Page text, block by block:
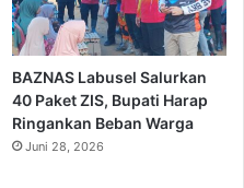
BAZNAS Labusel Salurkan
40 Paket ZIS, Bupati Harap
Ringankan Beban Warga
Juni 28, 2026